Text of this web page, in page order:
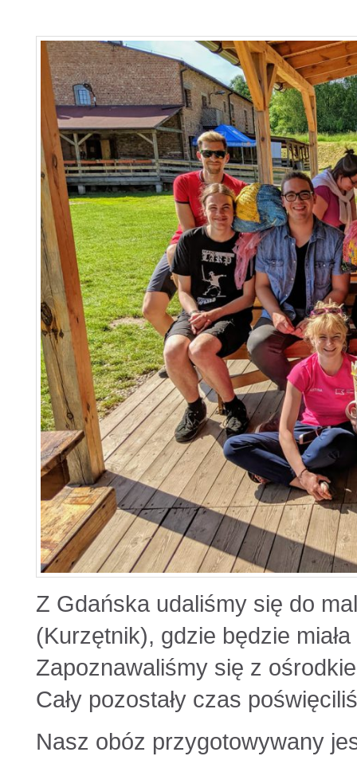
Z Gdańska udaliśmy się do
(Kurzętnik), gdzie będzie
Zapoznawaliśmy się z
Cały pozostały czas
Nasz obóz przygotowywany